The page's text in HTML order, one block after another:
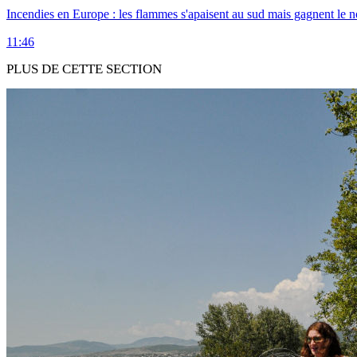
Incendies en Europe : les flammes s'apaisent au sud mais gagnent le
11:46
PLUS DE CETTE SECTION